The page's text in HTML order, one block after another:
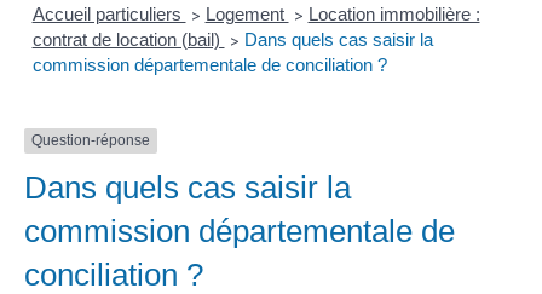
Accueil particuliers > Logement > Location immobilière :
contrat de location (bail)
> Dans quels cas saisir la
commission départementale de conciliation ?
Question-réponse
Dans quels cas saisir la
commission départementale de
conciliation ?